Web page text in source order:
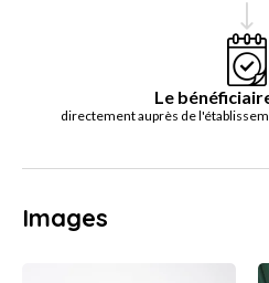
Le
directement auprès de
Images